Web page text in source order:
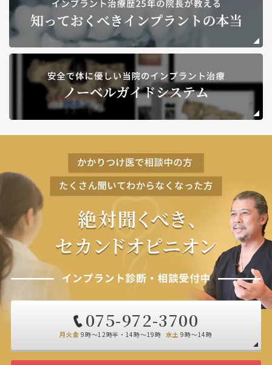
075-972-3700
月火金 9時～12時半・14時～19時 水土 9時～14時